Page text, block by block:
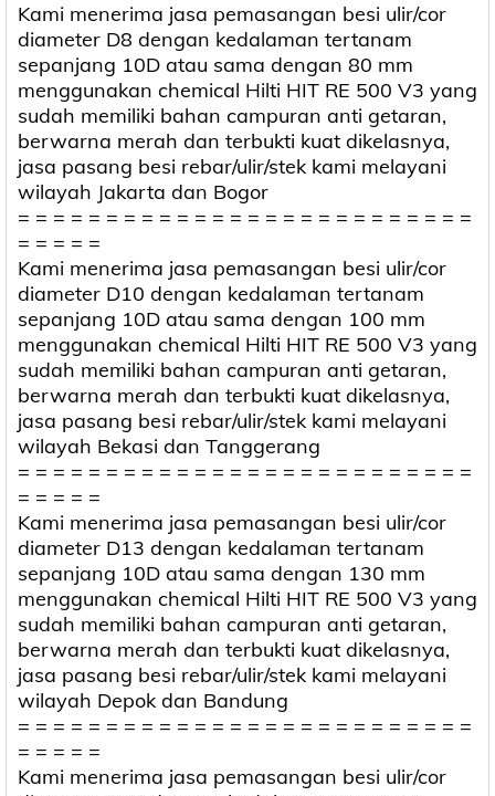
Kami menerima jasa pemasangan besi ulir/cor
diameter D8 dengan kedalaman tertanam
sepanjang 10D atau sama dengan 80 mm
menggunakan chemical Hilti HIT RE 500 V3 yang
sudah memiliki bahan campuran anti getaran,
berwarna merah dan terbukti kuat dikelasnya,
jasa pasang besi rebar/ulir/stek kami melayani
wilayah Jakarta dan Bogor
= = = = = = = = = = = = = = = = = = = = = = = = = =
= = = = =
Kami menerima jasa pemasangan besi ulir/cor
diameter D10 dengan kedalaman tertanam
sepanjang 10D atau sama dengan 100 mm
menggunakan chemical Hilti HIT RE 500 V3 yang
sudah memiliki bahan campuran anti getaran,
berwarna merah dan terbukti kuat dikelasnya,
jasa pasang besi rebar/ulir/stek kami melayani
wilayah Bekasi dan Tanggerang
= = = = = = = = = = = = = = = = = = = = = = = = = =
= = = = =
Kami menerima jasa pemasangan besi ulir/cor
diameter D13 dengan kedalaman tertanam
sepanjang 10D atau sama dengan 130 mm
menggunakan chemical Hilti HIT RE 500 V3 yang
sudah memiliki bahan campuran anti getaran,
berwarna merah dan terbukti kuat dikelasnya,
jasa pasang besi rebar/ulir/stek kami melayani
wilayah Depok dan Bandung
= = = = = = = = = = = = = = = = = = = = = = = = = =
= = = = =
Kami menerima jasa pemasangan besi ulir/cor